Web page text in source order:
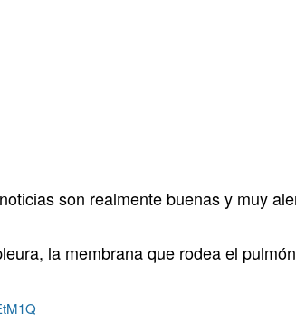
son realmente buenas y muy
la membrana que rodea el